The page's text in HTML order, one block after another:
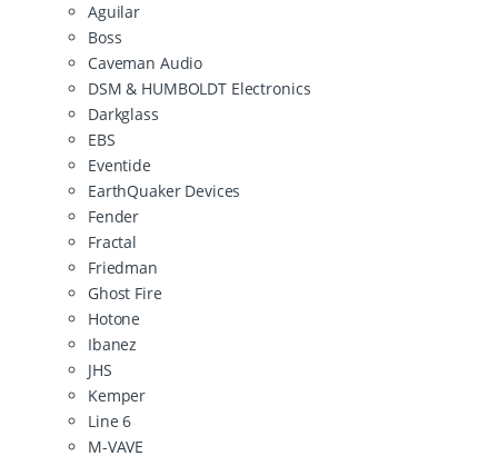
Aguilar
Boss
Caveman Audio
DSM & HUMBOLDT Electronics
Darkglass
EBS
Eventide
EarthQuaker Devices
Fender
Fractal
Friedman
Ghost Fire
Hotone
Ibanez
JHS
Kemper
Line 6
M-VAVE